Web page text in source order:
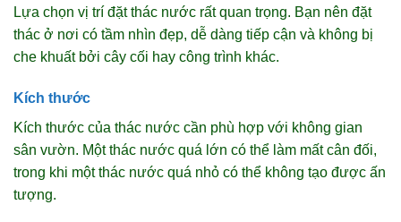
Lựa chọn vị trí đặt thác nước rất quan trọng. Bạn nên đặt
thác ở nơi có tầm nhìn đẹp, dễ dàng tiếp cận và không bị
che khuất bởi cây cối hay công trình khác.
Kích thước
Kích thước của thác nước cần phù hợp với không gian
sân vườn. Một thác nước quá lớn có thể làm mất cân đối,
trong khi một thác nước quá nhỏ có thể không tạo được ấn
tượng.